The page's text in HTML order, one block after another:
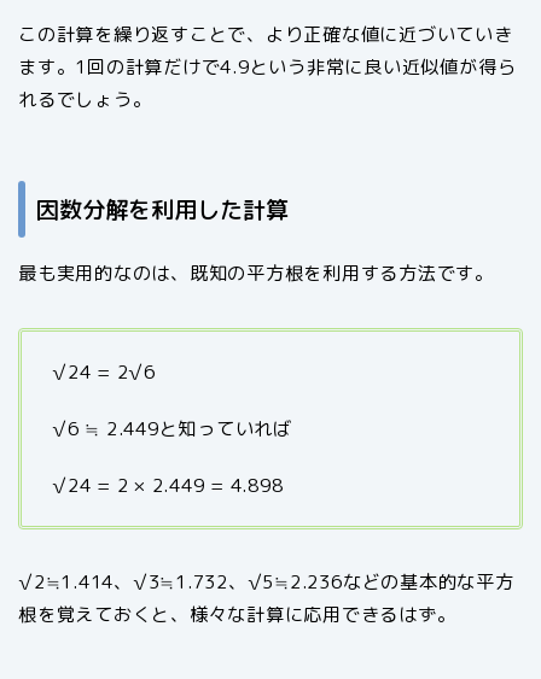
この計算を繰り返すことで、より正確な値に近づいていき
ます。1回の計算だけで4.9という非常に良い近似値が得ら
れるでしょう。
因数分解を利用した計算
最も実用的なのは、既知の平方根を利用する方法です。
√24 = 2√6
√6 ≒ 2.449と知っていれば
√24 = 2 × 2.449 = 4.898
√2≒1.414、√3≒1.732、√5≒2.236などの基本的な平方
根を覚えておくと、様々な計算に応用できるはず。